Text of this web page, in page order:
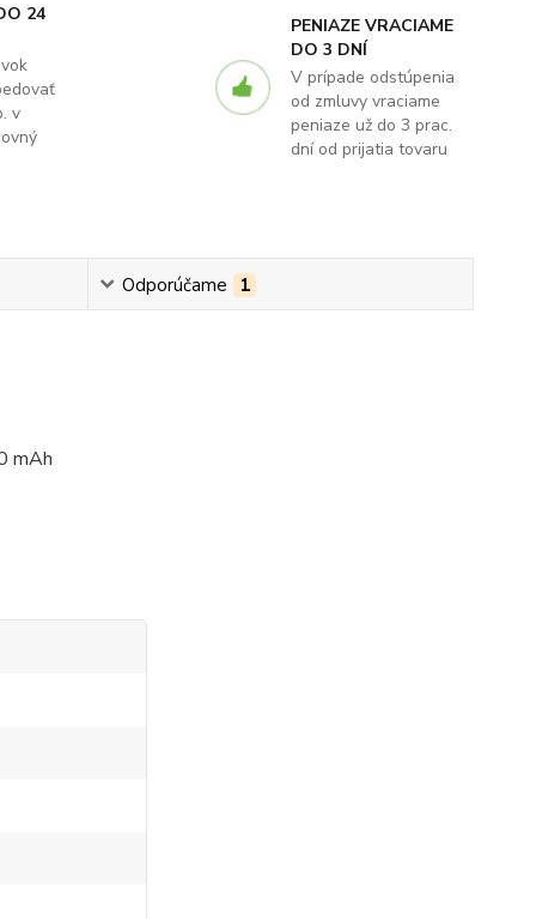
24
v
PENIAZE VRACIAME
DO 3 DNÍ
V prípade odstúpenia
od zmluvy vraciame
peniaze už do 3 prac.
dní od prijatia tovaru
Odporúčame 1
mAh